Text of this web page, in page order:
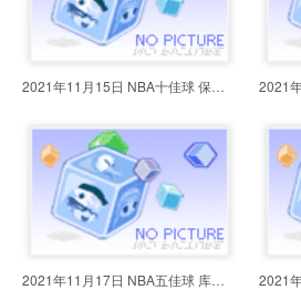
2021年11月15日 NBA十佳球 保罗穿
2021年11月17日 NBA五佳球 库里超